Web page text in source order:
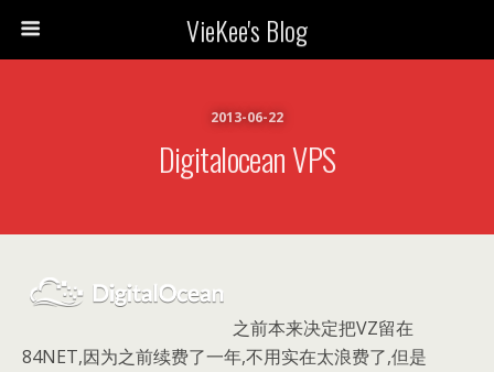
VieKee's Blog
2013-06-22
Digitalocean VPS
之前本来决定把VZ留在
84NET,因为之前续费了一年,不用实在太浪费了,但是